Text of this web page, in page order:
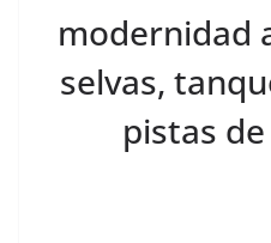
modernidad
selvas,
pistas